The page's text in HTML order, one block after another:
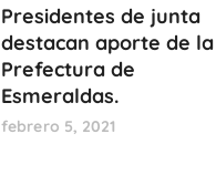
Presidentes de junta
destacan aporte de la
Prefectura de
Esmeraldas.
febrero 5, 2021